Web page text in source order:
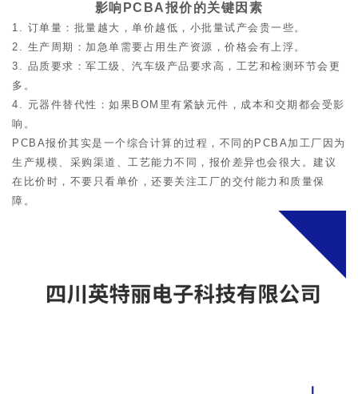
影响PCBA报价的关键因素
1. 订单量：批量越大，单价越低，小批量试产会贵一些。
2. 生产周期：加急单需要占用生产资源，价格会有上浮。
3. 品质要求：军工级、汽车级产品要求高，工艺和检测环节会更
多。
4. 元器件替代性：如果BOM里有紧缺元件，成本和交期都会受影
响。
PCBA报价其实是一个综合计算的过程，不同的PCBA加工厂因为
生产规模、采购渠道、工艺能力不同，报价差异也会很大。建议
在比价时，不要只看单价，还要关注工厂的交付能力和质量保
障。